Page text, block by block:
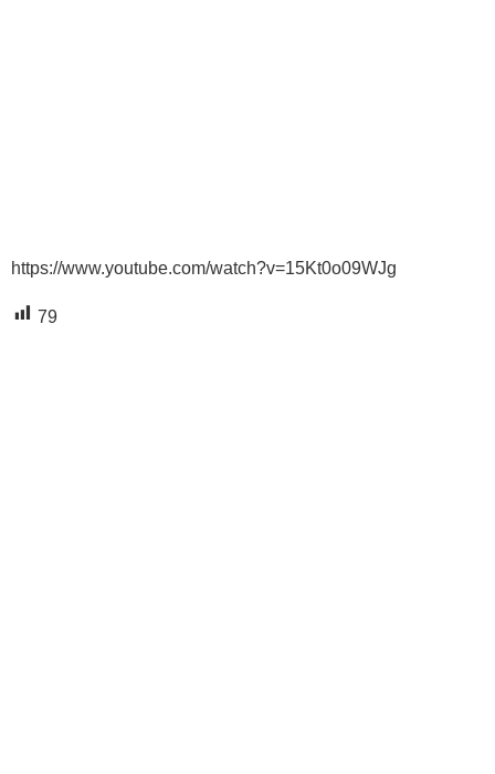
https://www.youtube.com/watch?v=15Kt0o09WJg
79